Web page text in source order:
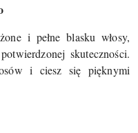
i pełne blasku włosy,
skuteczności.
i ciesz się pięknymi